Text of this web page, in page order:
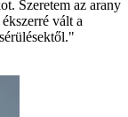
Szeretem az arany
vált a